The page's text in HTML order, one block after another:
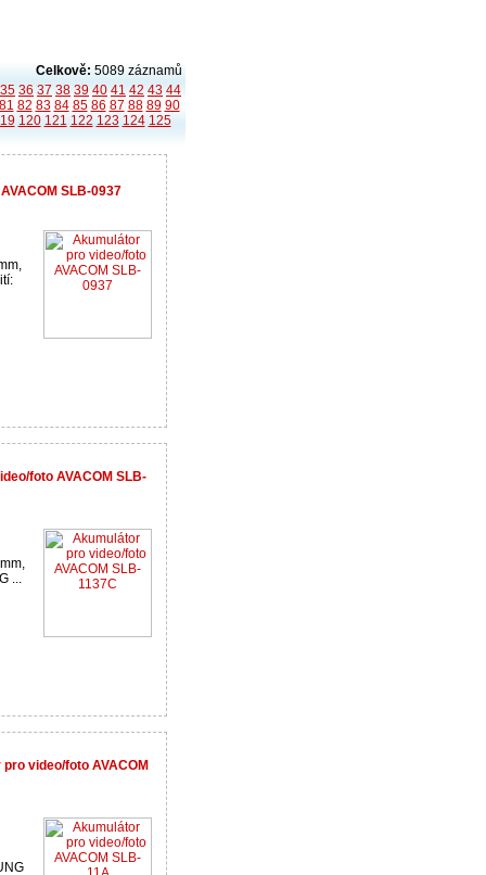
Celkově: 5089 záznamů
35 36 37 38 39 40 41 42 43 44
82 83 84 85 86 87 88 89 90
120 121 122 123 124 125
SLB-0937
foto AVACOM SLB-
...
video/foto AVACOM